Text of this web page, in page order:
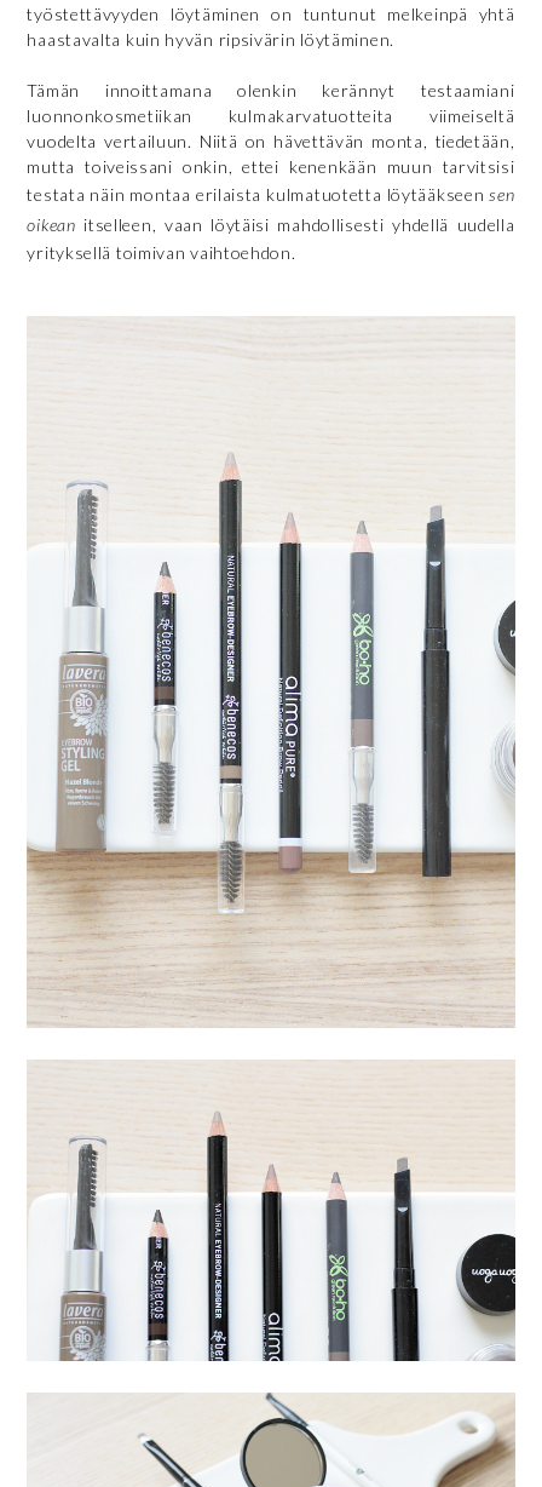
työstettävyyden löytäminen on tuntunut melkeinpä yhtä
haastavalta kuin hyvän ripsivärin löytäminen.
Tämän innoittamana olenkin kerännyt testaamiani
luonnonkosmetiikan kulmakarvatuotteita viimeiseltä
vuodelta vertailuun. Niitä on hävettävän monta, tiedetään,
mutta toiveissani onkin, ettei kenenkään muun tarvitsisi
testata näin montaa erilaista kulmatuotetta löytääkseen sen
oikean itselleen, vaan löytäisi mahdollisesti yhdellä uudella
yrityksellä toimivan vaihtoehdon.